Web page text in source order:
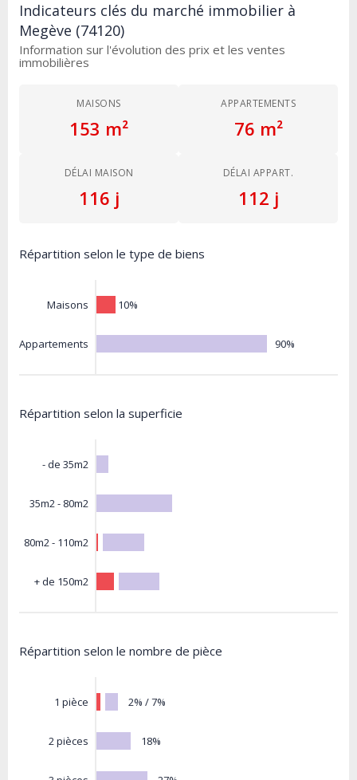
Indicateurs clés du marché immobilier à
Megève (74120)
Information sur l'évolution des prix et les ventes
immobilières
MAISONS
153 m²
APPARTEMENTS
76 m²
DÉLAI MAISON
116 j
DÉLAI APPART.
112 j
Répartition selon le type de biens
Maisons
Appartements
10%
90%
Répartition selon la superficie
- de 35m2
35m2 - 80m2
80m2 - 110m2
+ de 150m2
Répartition selon le nombre de pièce
1 pièce
2 pièces
2% / 7%
18%